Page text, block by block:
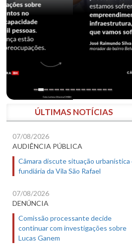
ÚLTIMAS NOTÍCIAS
07/08/2026
AUDIÊNCIA PÚBLICA
Câmara discute situação urbanística
fundiária da Vila São Rafael
07/08/2026
DENÚNCIA
Comissão processante decide
continuar com investigações sobre
Lucas Ganem